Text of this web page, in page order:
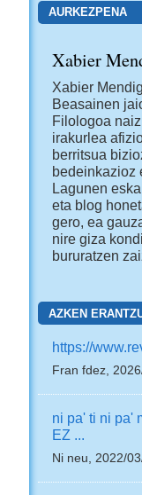
AURKEZPENA
Xabier
Xabier
Beasainen
Filologoa
irakurlea
berritsua
bedeinkazioz
Lagunen
eta blog
gero, ea
nire giza
bururatzen
AZKEN
https://
Fran fdez,
ni pa' ti ni pa'
EZ ...
Ni neu, 2022/